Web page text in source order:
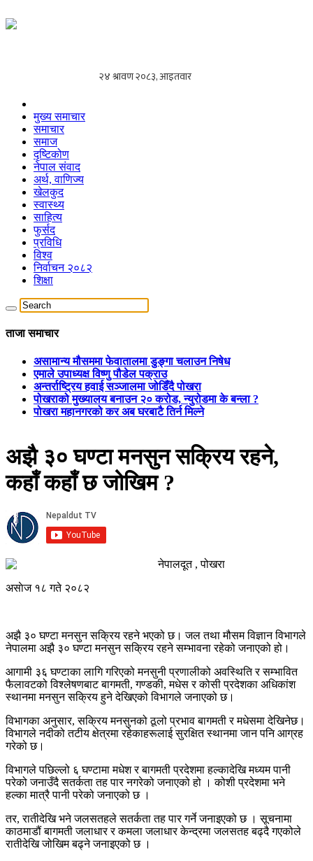
मुख्य समाचार
समाचार
समाज
दृष्टिकोण
नेपाल संवाद
अर्थ, वाणिज्य
खेलकुद
स्वास्थ्य
साहित्य
फुर्सद
प्रविधि
विश्व
निर्वाचन २०८२
शिक्षा
ताजा समाचार
असामान्य मौसममा फेवातालमा डुङ्गा चलाउन निषेध
एमाले उपाध्यक्ष विष्णु पौडेल पक्राउ
अन्तर्राष्ट्रिय हवाई सञ्जालमा जोडिँदै पोखरा
पोखराको मुख्यालय बनाउन २० करोड, न्युरोडमा के बन्ला ?
पोखरा महानगरको कर अब घरबाटै तिर्न मिल्ने
अझै ३० घण्टा मनसुन सक्रिय रहने,
कहाँ कहाँ छ जोखिम ?
नेपालदूत , पोखरा
असाेज १८ गते २०८२
अझै ३० घण्टा मनसुन सक्रिय रहने भएको छ। जल तथा मौसम विज्ञान विभागले
नेपालमा अझै ३० घण्टा मनसुन सक्रिय रहने सम्भावना रहेको जनाएको हो।
आगामी ३६ घण्टाका लागि गरिएको मनसुनी प्रणालीको अवस्थिति र सम्भावित
फैलावटको विश्लेषणबाट बागमती, गण्डकी, मधेस र कोसी प्रदेशका अधिकांश
स्थानमा मनसुन सक्रिय हुने देखिएको विभागले जनाएको छ।
विभागका अनुसार, सक्रिय मनसुनको ठूलो प्रभाव बागमती र मधेसमा देखिनेछ।
विभागले नदीको तटीय क्षेत्रमा रहेकाहरूलाई सुरक्षित स्थानमा जान पनि आग्रह
गरेको छ।
विभागले पछिल्लो ६ घण्टामा मधेश र बागमती प्रदेशमा हल्कादेखि मध्यम पानी
परेको जनाउँदै सतर्कता तह पार नगरेको जनाएको हो । कोशी प्रदेशमा भने
हल्का मात्रै पानी परेको जनाएको छ ।
तर, रातीदेखि भने जलसतहले सतर्कता तह पार गर्ने जनाइएको छ । सूचनामा
काठमाडौं बागमती जलाधार र कमला जलाधार केन्द्रमा जलसतह बढ्दै गएकोले
रातीदेखि जोखिम बढ्ने जनाइएको छ ।